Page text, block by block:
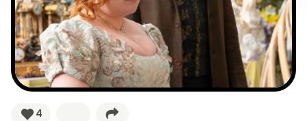
Секспросвет
Великие женщины
4